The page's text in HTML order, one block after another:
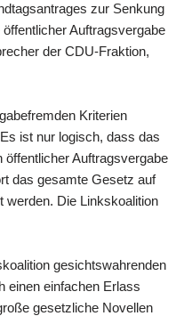
zur Senkung
Auftragsvergabe
der CDU-Fraktion,
Kriterien
ist nur logisch, dass das
Auftragsvergabe
das gesamte Gesetz auf
werden. Die Linkskoalition
gesichtswahrenden
einen einfachen Erlass
gesetzliche Novellen